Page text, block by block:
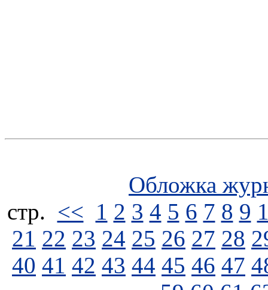
Обложка
стp. << 1 2 3 4 5 6 7 8 9
21 22 23 24 25 26 27 28
40 41 42 43 44 45 46 47